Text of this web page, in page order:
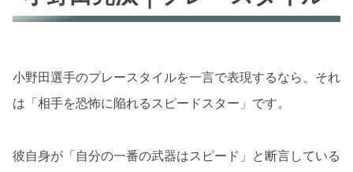
小野田選手のプレースタイルを一言で表現するなら、それ
は「相手を恐怖に陥れるスピードスター」です。
彼自身が「自分の一番の武器はスピード」と断言している